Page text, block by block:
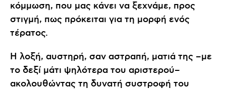
κόμμωση, που μας κάνει να ξεχνάμε, προς
στιγμή, πως πρόκειται για τη μορφή ενός
τέρατος.
Η λοξή, αυστηρή, σαν αστραπή, ματιά της –με
το δεξί μάτι ψηλότερα του αριστερού–
ακολουθώντας τη δυνατή συστροφή του